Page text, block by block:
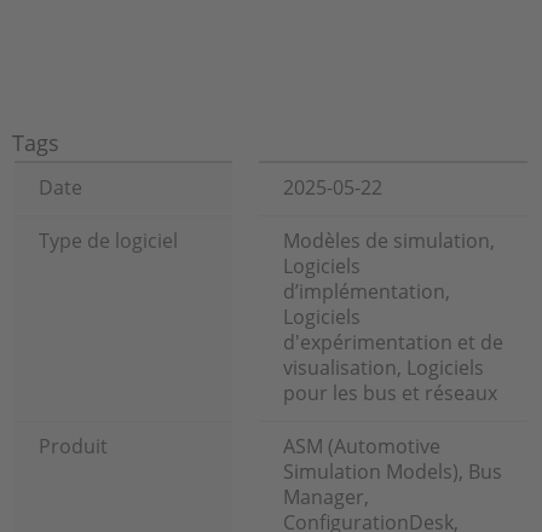
Tags
Date
2025-05-22
Type de logiciel
Modèles de simulation,
Logiciels
d’implémentation,
Logiciels
d'expérimentation et de
visualisation, Logiciels
pour les bus et réseaux
Produit
ASM (Automotive
Simulation Models), Bus
Manager,
ConfigurationDesk,